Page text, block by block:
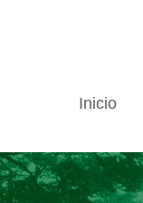
Inicio